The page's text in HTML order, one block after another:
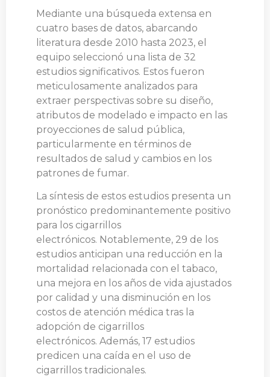
Mediante una búsqueda extensa en
cuatro bases de datos, abarcando
literatura desde 2010 hasta 2023, el
equipo seleccionó una lista de 32
estudios significativos. Estos fueron
meticulosamente analizados para
extraer perspectivas sobre su diseño,
atributos de modelado e impacto en las
proyecciones de salud pública,
particularmente en términos de
resultados de salud y cambios en los
patrones de fumar.
La síntesis de estos estudios presenta un
pronóstico predominantemente positivo
para los cigarrillos
electrónicos. Notablemente, 29 de los
estudios anticipan una reducción en la
mortalidad relacionada con el tabaco,
una mejora en los años de vida ajustados
por calidad y una disminución en los
costos de atención médica tras la
adopción de cigarrillos
electrónicos. Además, 17 estudios
predicen una caída en el uso de
cigarrillos tradicionales.